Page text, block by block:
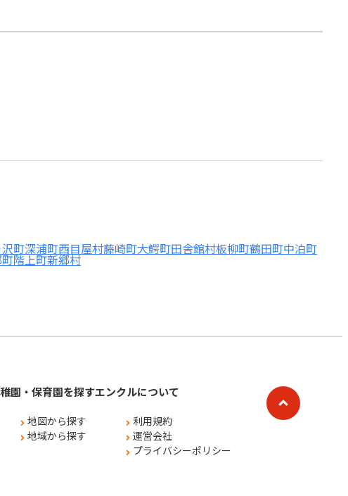
町深浦町西目屋村藤崎町大鰐町田舎館村板柳町鶴田町中泊町
階上町新郷村
園・保育園を探す
地図から探す
地域から探す
エンクルについて
利用規約
運営会社
プライバシーポリシー